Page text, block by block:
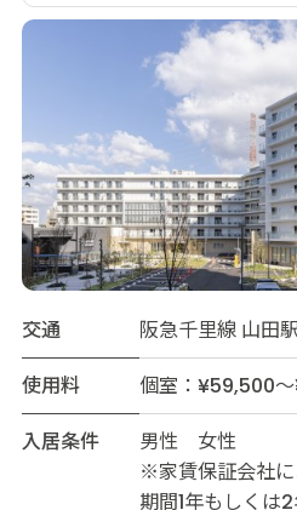
交通
阪急千里線 山田
使用料
個室：¥59,500
入居条件
男性 女性
※家賃保証会社
期間1年もしくは